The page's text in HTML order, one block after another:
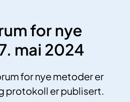
for nye
mai 2024
for nye metoder er
protokoll er publisert.